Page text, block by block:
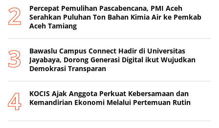
Percepat Pemulihan Pascabencana, PMI Aceh
Serahkan Puluhan Ton Bahan Kimia Air ke Pemkab
Aceh Tamiang
Bawaslu Campus Connect Hadir di Universitas
Jayabaya, Dorong Generasi Digital ikut Wujudkan
Demokrasi Transparan
KOCIS Ajak Anggota Perkuat Kebersamaan dan
Kemandirian Ekonomi Melalui Pertemuan Rutin